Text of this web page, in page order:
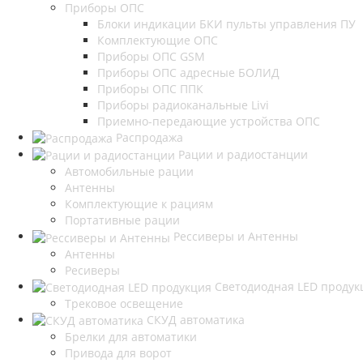
Приборы ОПС
Блоки индикации БКИ пульты управления ПУ
Комплектующие ОПС
Приборы ОПС GSM
Приборы ОПС адресные БОЛИД
Приборы ОПС ППК
Приборы радиоканальные Livi
Приемно-передающие устройства ОПС
Распродажа
Рации и радиостанции
Автомобильные рации
Антенны
Комплектующие к рациям
Портативные рации
Рессиверы и Антенны
Антенны
Ресиверы
Светодиодная LED
Трековое освещение
СКУД автоматика
Брелки для автоматики
Привода для ворот